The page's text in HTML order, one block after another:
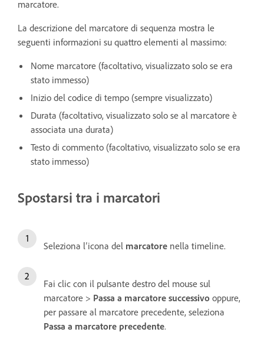
marcatore.
La descrizione del marcatore di sequenza mostra le
seguenti informazioni su quattro elementi al massimo:
Nome marcatore (facoltativo, visualizzato solo se era
stato immesso)
Inizio del codice di tempo (sempre visualizzato)
Durata (facoltativo, visualizzato solo se al marcatore è
associata una durata)
Testo di commento (facoltativo, visualizzato solo se era
stato immesso)
Spostarsi tra i marcatori
Seleziona l’icona del marcatore nella timeline.
Fai clic con il pulsante destro del mouse sul
marcatore > Passa a marcatore successivo oppure,
per passare al marcatore precedente, seleziona
Passa a marcatore precedente.